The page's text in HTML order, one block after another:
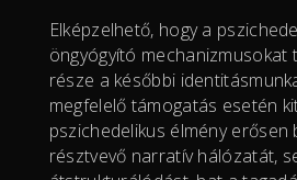
Elképzelhető, hogy a
öngyógyító mechanizmusokat
része a későbbi
megfelelő támogatás esetén
pszichedelikus élmény erősen
résztvevő narratív hálózatát,